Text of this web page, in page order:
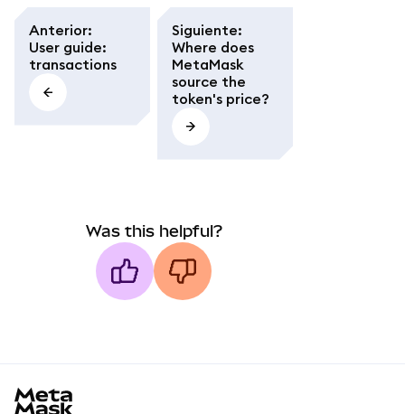
Anterior:
User guide:
transactions
Siguiente:
Where does
MetaMask
source the
token's price?
Was this helpful?